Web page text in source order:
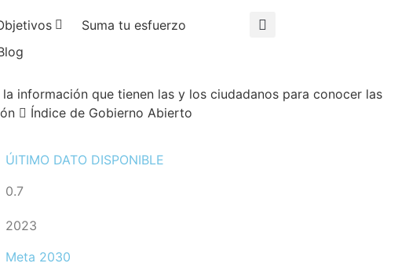
Suma tu esfuerzo
la información que tienen las y los ciudadanos para conocer las
Índice de Gobierno Abierto
ÚlTIMO DATO DISPONIBLE
0.7
2023
Meta 2030